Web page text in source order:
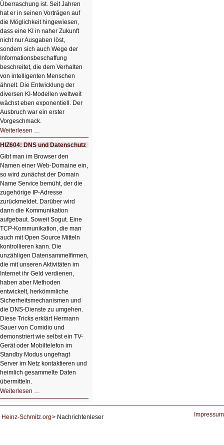
Überraschung ist. Seit Jahren
hat er in seinen Vorträgen auf
die Möglichkeit hingewiesen,
dass eine KI in naher Zukunft
nicht nur Ausgaben löst,
sondern sich auch Wege der
Informationsbeschaffung
beschreitet, die dem Verhalten
von intelligenten Menschen
ähnelt. Die Entwicklung der
diversen KI-Modellen weltweit
wächst eben exponentiell. Der
Ausbruch war ein erster
Vorgeschmack.
Weiterlesen …
Der
Ausbruch
der
KI
HIZ604: DNS und Datenschutz
Gibt man im Browser den
Namen einer Web-Domaine ein,
so wird zunächst der Domain
Name Service bemüht, der die
zugehörige IP-Adresse
zurückmeldet. Darüber wird
dann die Kommunikation
aufgebaut. Soweit Sogut. Eine
TCP-Kommunikation, die man
auch mit Open Source Mitteln
kontrollieren kann. Die
unzähligen Datensammelfirmen,
die mit unseren Aktivitäten im
Internet ihr Geld verdienen,
haben aber Methoden
entwickelt, herkömmliche
Sicherheitsmechanismen und
die DNS-Dienste zu umgehen.
Diese Tricks erklärt Hermann
Sauer von Comidio und
demonstriert wie selbst ein TV-
Gerät oder Mobiltelefon im
Standby Modus ungefragt
Server im Netz kontaktieren und
heimlich gesammelte Daten
übermitteln.
Weiterlesen …
DNS
Heinz-Schmitz.org
Nachrichtenleser Impressum